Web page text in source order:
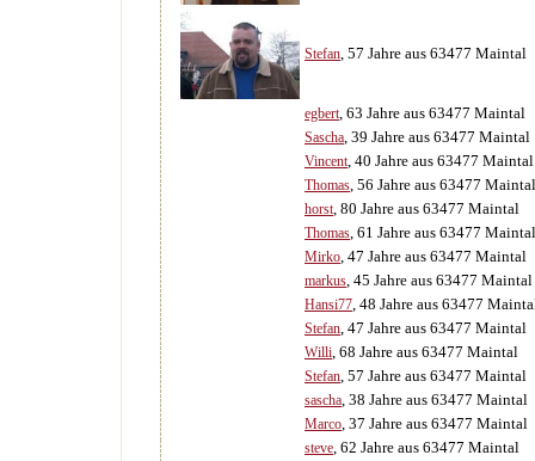
Stefan, 57 Jahre aus 63477 Maintal
egbert, 63 Jahre aus 63477 Maintal
Sascha, 39 Jahre aus 63477 Maintal
Vincent, 40 Jahre aus 63477 Maintal
Thomas, 56 Jahre aus 63477 Maintal
horst, 80 Jahre aus 63477 Maintal
Thomas, 61 Jahre aus 63477 Maintal
Mirko, 47 Jahre aus 63477 Maintal
markus, 45 Jahre aus 63477 Maintal
Hansi77, 48 Jahre aus 63477
Stefan, 47 Jahre aus 63477 Maintal
Willi, 68 Jahre aus 63477 Maintal
Stefan, 57 Jahre aus 63477 Maintal
sascha, 38 Jahre aus 63477 Maintal
Marco, 37 Jahre aus 63477 Maintal
steve, 62 Jahre aus 63477 Maintal